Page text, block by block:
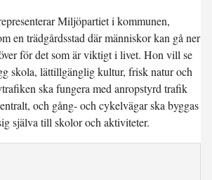
Miljöpartiet i kommunen,
en trädgårdsstad där människor kan gå ner
för det som är viktigt i livet. Hon vill se
skola, lättillgänglig kultur, frisk natur och
ska fungera med anropstyrd trafik
och gång- och cykelvägar ska byggas
själva till skolor och aktiviteter.